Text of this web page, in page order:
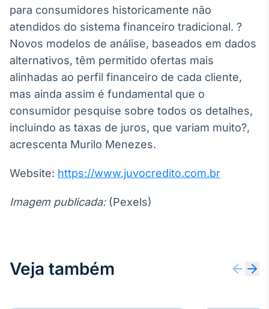
para consumidores historicamente não
atendidos do sistema financeiro tradicional. ?
Novos modelos de análise, baseados em dados
alternativos, têm permitido ofertas mais
alinhadas ao perfil financeiro de cada cliente,
mas ainda assim é fundamental que o
consumidor pesquise sobre todos os detalhes,
incluindo as taxas de juros, que variam muito?,
acrescenta Murilo Menezes.
Website: https://www.juvocredito.com.br
Imagem publicada:(Pexels)
Veja também